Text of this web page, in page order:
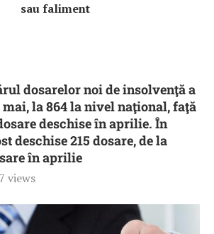
sau faliment
dosarelor noi de insolvenţă a
la 864 la nivel naţional, faţă
deschise în aprilie. În
deschise 215 dosare, de la
în aprilie
views